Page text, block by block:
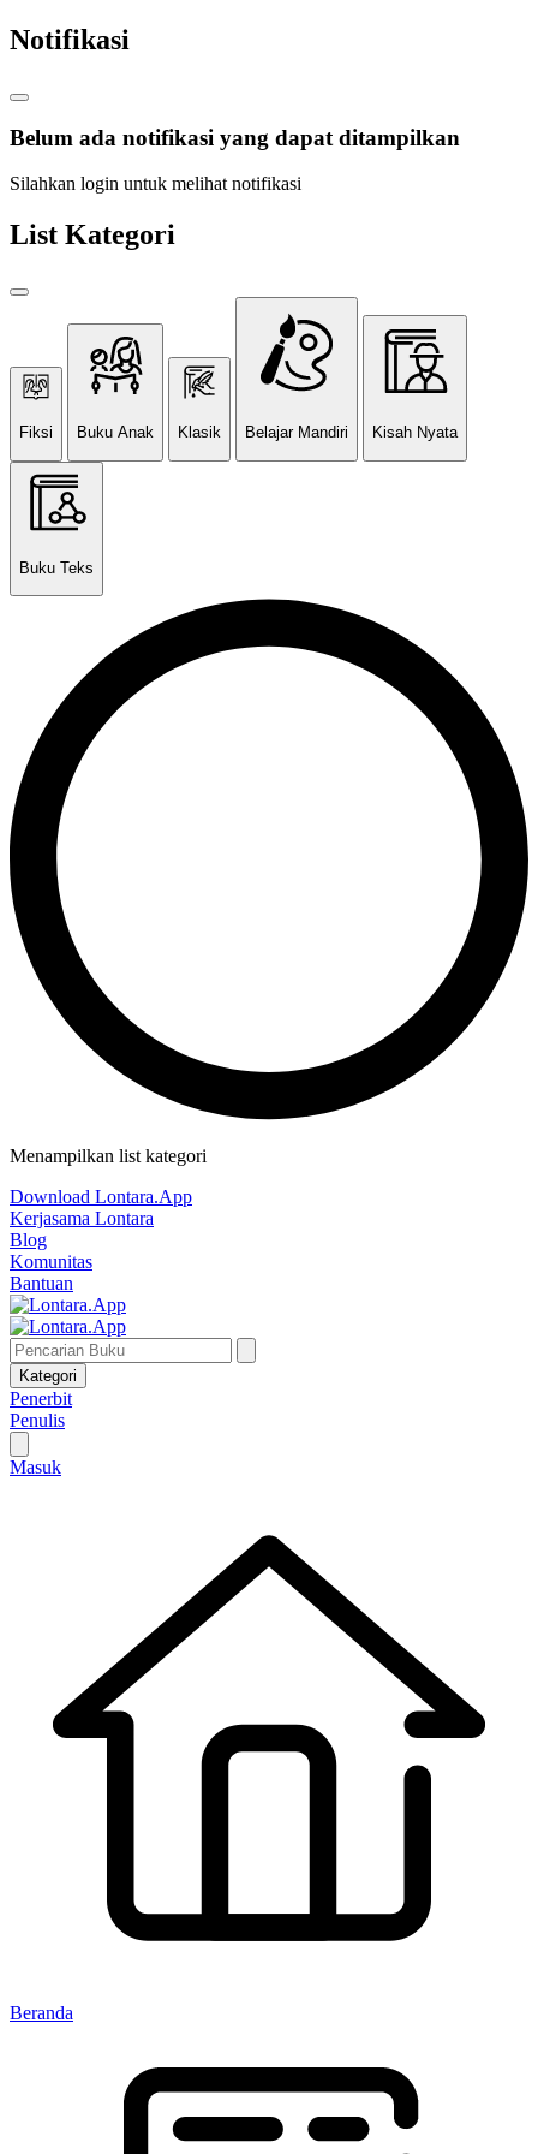
Notifikasi
Belum ada notifikasi yang dapat ditampilkan
Silahkan login untuk melihat notifikasi
List Kategori
Fiksi Buku Anak Klasik Belajar Mandiri Kisah Nyata
Buku Teks
Menampilkan list kategori
Download Lontara.App
Kerjasama Lontara
Blog
Komunitas
Bantuan
Kategori
Penerbit
Penulis
Masuk
Beranda